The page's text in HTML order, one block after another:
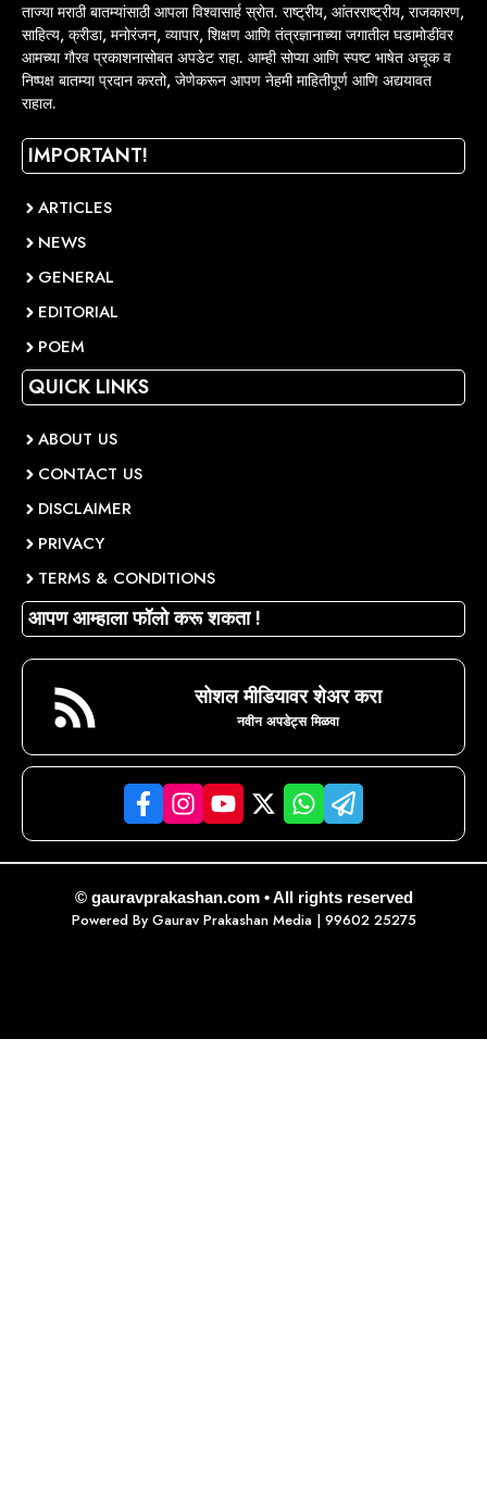
ताज्या मराठी बातम्यांसाठी आपला विश्वासार्ह स्रोत. राष्ट्रीय, आंतरराष्ट्रीय, राजकारण,
साहित्य, क्रीडा, मनोरंजन, व्यापार, शिक्षण आणि तंत्रज्ञानाच्या जगातील घडामोडींवर
आमच्या गौरव प्रकाशनासोबत अपडेट राहा. आम्ही सोप्या आणि स्पष्ट भाषेत अचूक व
निष्पक्ष बातम्या प्रदान करतो, जेणेकरून आपण नेहमी माहितीपूर्ण आणि अद्ययावत
राहाल.
IMPORTANT!
ARTICLES
NEWS
GENERAL
EDITORIAL
POEM
QUICK LINKS
ABOUT US
CONTACT US
DISCLAIMER
PRIVACY
TERMS & CONDITIONS
आपण आम्हाला फॉलो करू शकता !
सोशल मीडियावर शेअर करा
नवीन अपडेट्स मिळवा
© gauravprakashan.com • All rights reserved
Powered By Gaurav Prakashan Media| 99602 25275